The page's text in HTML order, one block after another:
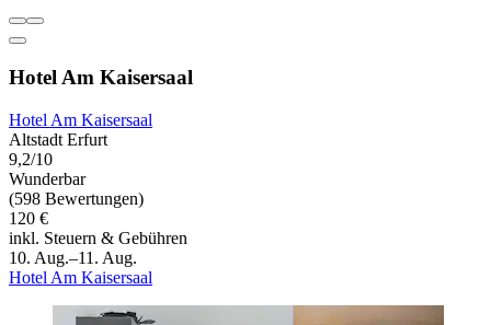
Hotel Am Kaisersaal
Hotel Am Kaisersaal
Altstadt Erfurt
9,2/10
Wunderbar
(598 Bewertungen)
120 €
inkl. Steuern & Gebühren
10. Aug.–11. Aug.
Hotel Am Kaisersaal